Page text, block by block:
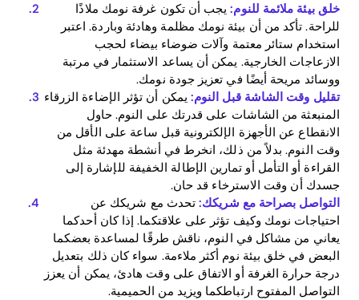
Home
Blog
Download
خلق بيئة ملائمة للنوم:يجب أن تكون غرفة نومك ملاذًا
للراحة. تأكد من أن بيئة نومك مظلمة وهادئة وباردة. اعتبر
استخدام ستائر معتمة وآلات ضوضاء بيضاء لحجب
الازعاجات الخارجية. يمكن أن يساعد الاستثمار في مرتبة
ووسائد مريحة أيضًا في تعزيز جودة نومك.
تقليل وقت الشاشة قبل النوم: يمكن أن تؤثر الإضاءة الزرقاء
المنبعثة من الشاشات على قدرتك على النوم. حاول
الانقطاع عن الأجهزة الإلكترونية قبل ساعة على الأقل من
وقت النوم. بدلاً من ذلك، انخرط في أنشطة مهدئة مثل
القراءة أو التأمل أو تمارين الإطالة الخفيفة للإشارة إلى
جسدك أن وقت الاسترخاء قد حان.
التواصل بصراحة مع شريكك:تحدث مع شريكك عن
احتياجات نومك وكيف تؤثر على علاقتكما. إذا كان أحدكما
يعاني من مشاكل في النوم، ناقش طرقًا لمساعدة بعضكما
البعض في خلق بيئة نوم أكثر ملاءمة. سواء كان ذلك بتعديل
درجة حرارة الغرفة أو الاتفاق على وقت هادئ، يمكن أن يعزز
التواصل المفتوح ارتباطكما ويزيد من الحميمية.